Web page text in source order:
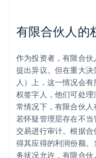
有限合伙人的
作为投资者，有限合
提出异议。但在重大
人）上，这一情况会
权签字人，他们可处
常情况下，有限合伙人
若怀疑管理层存在不
交易进行审计。根据
得其应得的利润份额
务状况允许，有限合